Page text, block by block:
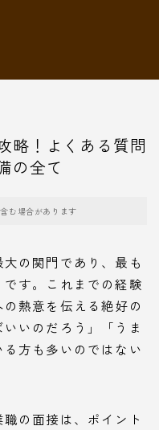
略！よくある質問
の全て
む場合があります
の関門であり、最も
す。これまでの経験
熱意を伝える絶好の
いのだろう」「うま
方も多いのではない
の面接は、ポイント